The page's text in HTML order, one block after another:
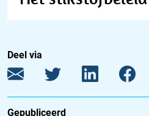
Deel via
Gepubliceerd